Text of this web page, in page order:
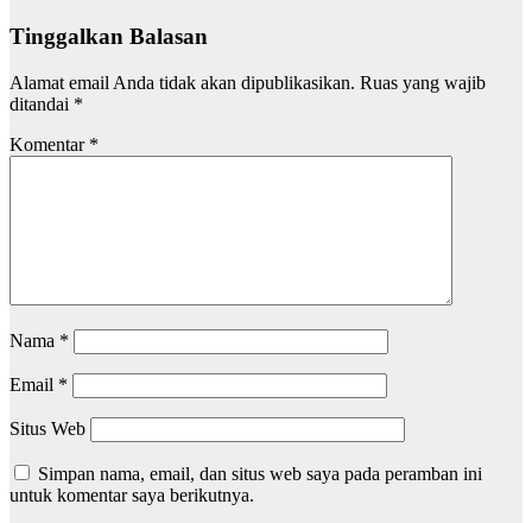
Tinggalkan Balasan
Alamat email Anda tidak akan dipublikasikan. Ruas yang wajib
ditandai *
Komentar *
Nama *
Email *
Situs Web
Simpan nama, email, dan situs web saya pada peramban ini
untuk komentar saya berikutnya.